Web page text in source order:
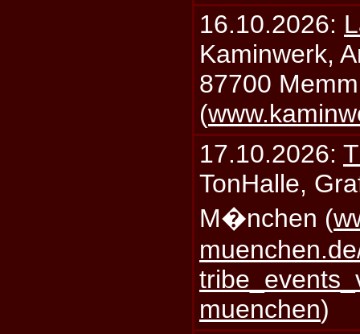
16.10.2026:
Kaminwerk,
87700
(
17.10.2026:
TonHalle,
M�nchen (
muenchen)